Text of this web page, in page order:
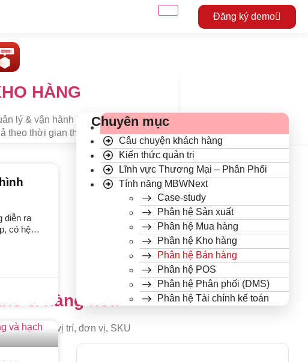
HÀNG
lý & vận hành kho hàng hiệu
theo thời gian thực
& hàng hóa
mục kho, vị trí, đơn vị, SKU
Đăng ký demo
diễn ra
có hệ
Chuyên mục
Câu chuyện khách hàng
Kiến thức quản trị
Lĩnh vực Thương Mại – Phân Phối
Tính năng MBWNext
Case-study
Phân hệ Sản xuất
Phân hệ Mua hàng
Phân hệ Kho hàng
Phân hệ Bán hàng
Phân hệ POS
Phân hệ Phân phối (DMS)
Phân hệ Tài chính kế toán